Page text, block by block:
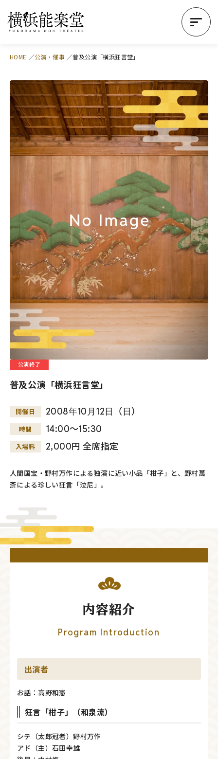
HOME 公演・催事 普及公演「横浜狂言堂」
公演終了
普及公演「横浜狂言堂」
開催日 2008年10 月 12日 （日）
時間 14:00～15:30
入場料 2,000円 全席指定
人間国宝・野村万作による独演に近い小品「柑子」と、野村萬
斎による珍しい狂言「泣尼」。
内容紹介
Program Introduction
出演者
お話：高野和憲
狂言「柑子」（和泉流）
シテ（太郎冠者）野村万作
アド（主）石田幸雄